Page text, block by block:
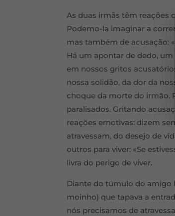
As duas irmãs têm reações
Podemo-la imaginar a
mas também de acusação:
Há um apontar de dedo,
em nossos gritos
nossa solidão, da dor da
choque da morte do irmão.
paralisados. Gritando
reações emotivas: dizem
atravessam, do desejo de
outros para viver: «Se
livra do perigo de viver.
Diante do túmulo do amigo
moinho) que tapava a
nós precisamos de